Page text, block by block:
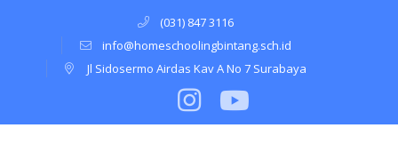
(031) 847 3116
info@homeschoolingbintang.sch.id
Jl Sidosermo Airdas Kav A No 7 Surabaya
Instagram
Profile
Youtube